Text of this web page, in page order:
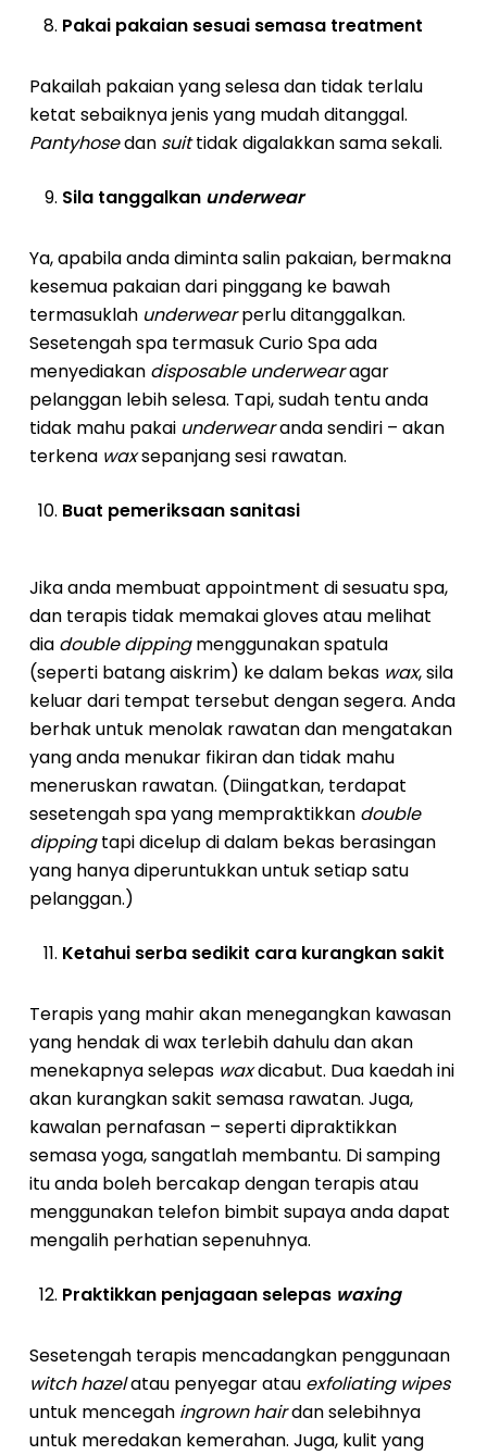
Pakai pakaian sesuai semasa treatment
Pakailah pakaian yang selesa dan tidak terlalu
ketat sebaiknya jenis yang mudah ditanggal.
Pantyhosedan suittidak digalakkan sama sekali.
Sila tanggalkanunderwear
Ya, apabila anda diminta salin pakaian, bermakna
kesemua pakaian dari pinggang ke bawah
termasuklah underwearperlu ditanggalkan.
Sesetengah spa termasuk Curio Spa ada
menyediakan disposable underwearagar
pelanggan lebih selesa. Tapi, sudah tentu anda
tidak mahu pakai underwearanda sendiri – akan
terkena waxsepanjang sesi rawatan.
Buat pemeriksaan sanitasi
Jika anda membuat appointment di sesuatu spa,
dan terapis tidak memakai gloves atau melihat
dia double dippingmenggunakan spatula
(seperti batang aiskrim) ke dalam bekas wax, sila
keluar dari tempat tersebut dengan segera. Anda
berhak untuk menolak rawatan dan mengatakan
yang anda menukar fikiran dan tidak mahu
meneruskan rawatan. (Diingatkan, terdapat
sesetengah spa yang mempraktikkan double
dippingtapi dicelup di dalam bekas berasingan
yang hanya diperuntukkan untuk setiap satu
pelanggan.)
Ketahui serba sedikit cara kurangkan sakit
Terapis yang mahir akan menegangkan kawasan
yang hendak di wax terlebih dahulu dan akan
menekapnya selepaswaxdicabut. Dua kaedah ini
akan kurangkan sakit semasa rawatan. Juga,
kawalan pernafasan – seperti dipraktikkan
semasa yoga, sangatlah membantu. Di samping
itu anda boleh bercakap dengan terapis atau
menggunakan telefon bimbit supaya anda dapat
mengalih perhatian sepenuhnya.
Praktikkan penjagaan selepas waxing
Sesetengah terapis mencadangkan penggunaan
witch hazelatau penyegar atau exfoliating wipes
untuk mencegah ingrown hairdan selebihnya
untuk meredakan kemerahan. Juga, kulit yang